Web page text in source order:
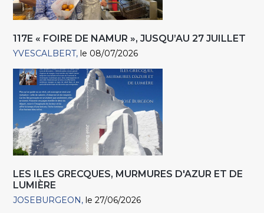
117E « FOIRE DE NAMUR », JUSQU’AU 27 JUILLET
YVESCALBERT le 08/07/2026
LES ILES GRECQUES, MURMURES D'AZUR ET DE
LUMIÈRE
JOSEBURGEON le 27/06/2026